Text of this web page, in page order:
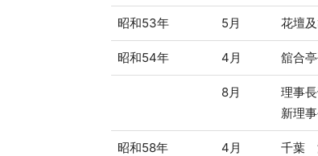
昭和53年 5月 花壇
昭和54年 4月 舘合
8月
理事
新理
昭和58年 4月 千葉